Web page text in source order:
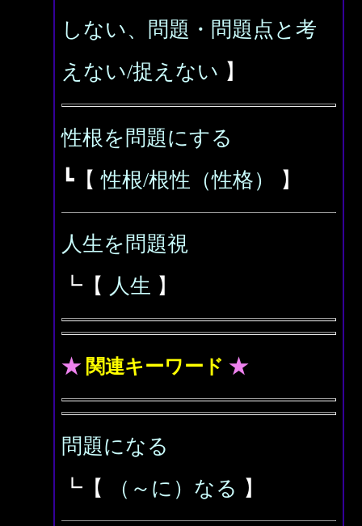
しない、問題・問題点と考
えない/捉えない 】
性根を問題にする
┗【性根/根性（性格） 】
人生を問題視
┗【 人生 】
★ 関連キーワード ★
問題になる
┗【
（～に）なる 】